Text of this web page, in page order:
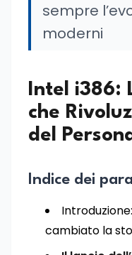
sempre
moderni
Intel i386:
che
del
Indice dei
cambiato la